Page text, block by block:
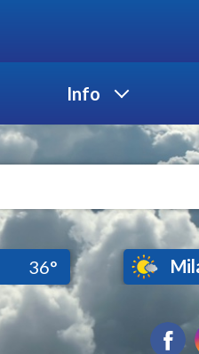
Info
36°